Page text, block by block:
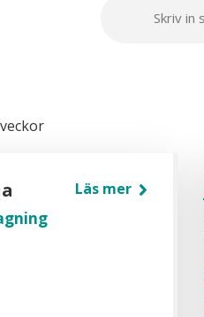
Läs mer